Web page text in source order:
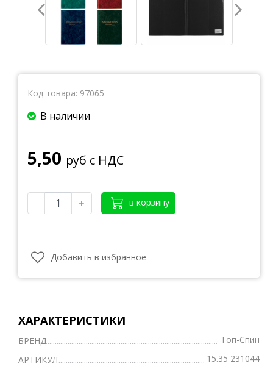
Код товара: 97065
В наличии
5,50 руб с НДС
- + в корзину
Добавить в избранное
ХАРАКТЕРИСТИКИ
БРЕНД
Топ-Спин
АРТИКУЛ
15.35 231044